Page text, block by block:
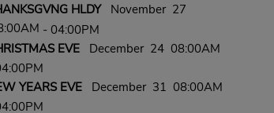
HLDYNovember 27
- 04:00PM
EVEDecember 24 08:00AM
YEARS EVEDecember 31 08:00AM